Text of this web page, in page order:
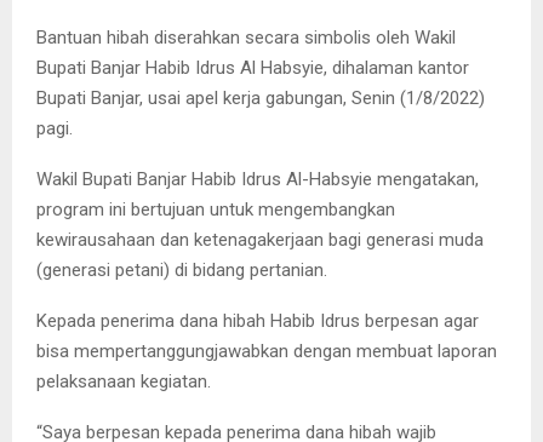
Bantuan hibah diserahkan secara simbolis oleh Wakil
Bupati Banjar Habib Idrus Al Habsyie, dihalaman kantor
Bupati Banjar, usai apel kerja gabungan, Senin (1/8/2022)
pagi.
Wakil Bupati Banjar Habib Idrus Al-Habsyie mengatakan,
program ini bertujuan untuk mengembangkan
kewirausahaan dan ketenagakerjaan bagi generasi muda
(generasi petani) di bidang pertanian.
Kepada penerima dana hibah Habib Idrus berpesan agar
bisa mempertanggungjawabkan dengan membuat laporan
pelaksanaan kegiatan.
“Saya berpesan kepada penerima dana hibah wajib